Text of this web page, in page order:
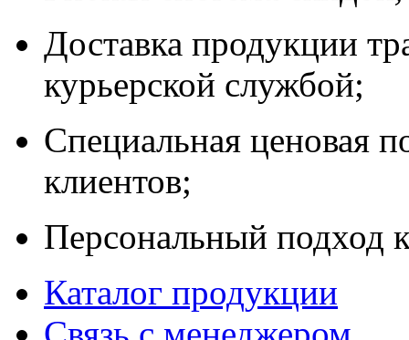
Доставка продукции
курьерской службой;
Специальная ценовая
клиентов;
Персональный подход
Каталог продукции